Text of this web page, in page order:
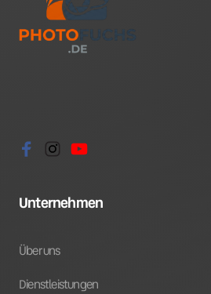
Unternehmen
Über uns
Dienstleistungen